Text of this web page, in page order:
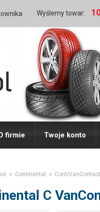
Wyślemy towar:
firmie Twoje konto
Continental
C